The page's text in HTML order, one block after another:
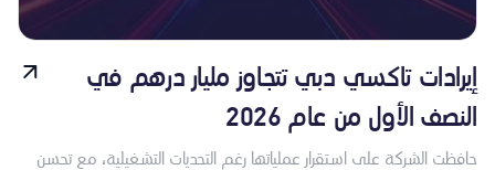
إيرادات تاكسي دبي تتجاوز مليار درهم في
النصف الأول من عام 2026
حافظت الشركة على استقرار عملياتها رغم التحديات التشغيلية، مع تحسن